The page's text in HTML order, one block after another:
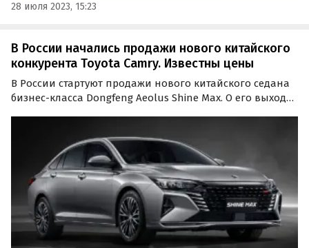
28 июля 2023, 15:23
В России начались продажи нового китайского
конкурента Toyota Camry. Известны цены
В России стартуют продажи нового китайского седана
бизнес-класса Dongfeng Aeolus Shine Max. О его выходе
Dongfeng в нашей стране.